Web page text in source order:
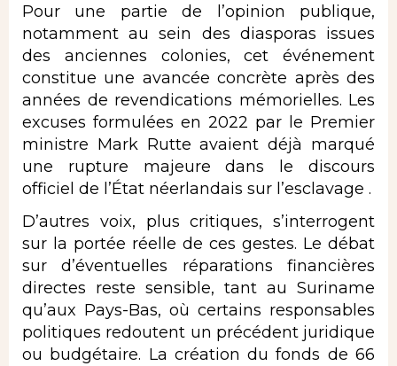
Pour une partie de l’opinion publique,
notamment au sein des diasporas issues
des anciennes colonies, cet événement
constitue une avancée concrète après des
années de revendications mémorielles. Les
excuses formulées en 2022 par le Premier
ministre Mark Rutte avaient déjà marqué
une rupture majeure dans le discours
officiel de l’État néerlandais sur l’esclavage .
D’autres voix, plus critiques, s’interrogent
sur la portée réelle de ces gestes. Le débat
sur d’éventuelles réparations financières
directes reste sensible, tant au Suriname
qu’aux Pays-Bas, où certains responsables
politiques redoutent un précédent juridique
ou budgétaire. La création du fonds de 66